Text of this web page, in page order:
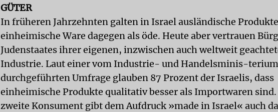
GÜTER
In früheren Jahrzehnten galten in Israel ausländische
einheimische Ware dagegen als öde. Heute aber vertrauen
Judenstaates ihrer eigenen, inzwischen auch weltweit
Industrie. Laut einer vom Industrie- und Handelsminis-terium
durchgeführten Umfrage glauben 87 Prozent der Israelis, dass
einheimische Produkte qualitativ besser als Importwaren sind.
zweite Konsument gibt dem Aufdruck »made in Israel« auch